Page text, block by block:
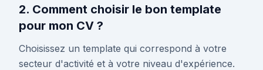
2. Comment choisir le bon template
pour mon CV ?
Choisissez un template qui correspond à votre
secteur d'activité et à votre niveau d'expérience.